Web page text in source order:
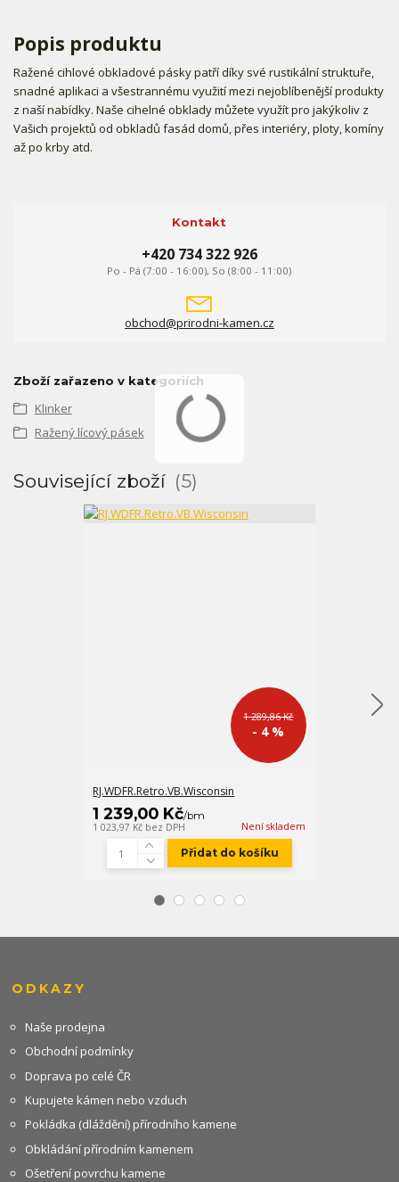
Popis produktu
Ražené cihlové obkladové pásky patří díky své rustikální struktuře,
snadné aplikaci a všestrannému využití mezi nejoblíbenější produkty
z naší nabídky. Naše cihelné obklady můžete využít pro jakýkoliv z
Vašich projektů od obkladů fasád domů, přes interiéry, ploty, komíny
až po krby atd.
Kontakt
+420 734 322 926
Po - Pá (7:00 - 16:00), So (8:00 - 11:00)
obchod@prirodni-kamen.cz
Zboží zařazeno v kategoriích
Klinker
Ražený lícový pásek
Související zboží 5
1 289,86 Kč
- 4 %
RJ.WDFR.Retro.VB.Wisconsin
1 239,00 Kč/bm
1 023,97 Kč bez DPH Není skladem
Přidat do košíku
ODKAZY
Naše prodejna
Obchodní podmínky
Doprava po celé ČR
Kupujete kámen nebo vzduch
Pokládka (dláždění) přírodního kamene
Obkládání přírodním kamenem
Ošetření povrchu kamene